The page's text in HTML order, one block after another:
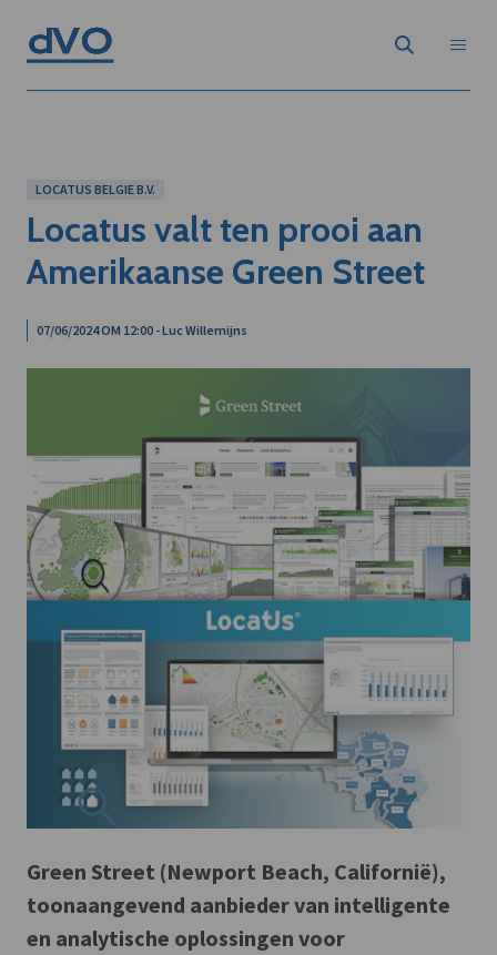
LOCATUS BELGIE B.V.
Locatus valt ten prooi aan
Amerikaanse Green Street
07/06/2024 OM 12:00 - Luc Willemijns
Green Street (Newport Beach, Californië),
toonaangevend aanbieder van intelligente
en analytische oplossingen voor